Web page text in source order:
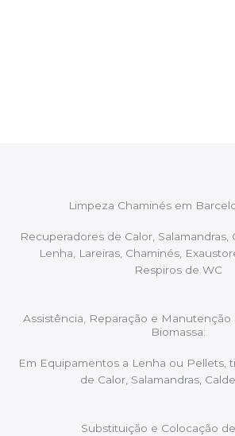
Limpeza Chaminés em
Recuperadores de Calor, Salamandras,
Lenha, Lareiras, Chaminés,
Respiros de WC
Assistência, Reparação e Manutenção
Biomassa:
Em Equipamentos a Lenha ou Pellets,
de Calor, Salamandras,
Substituição e Colocação